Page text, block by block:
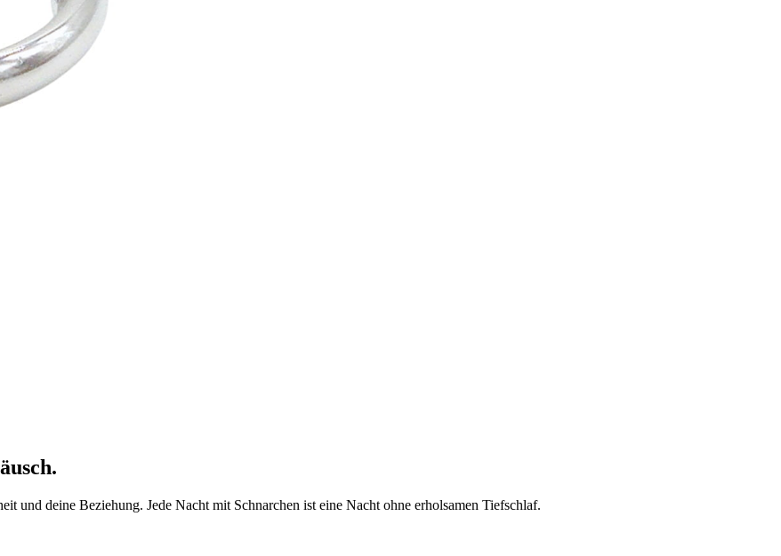
und deine Beziehung. Jede Nacht mit Schnarchen ist eine Nacht ohne erholsamen Tiefschlaf.